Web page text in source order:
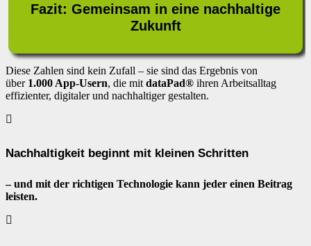
Fazit: Gemeinsam in eine nachhaltige
Zukunft
Diese Zahlen sind kein Zufall – sie sind das Ergebnis von
über 1.000 App-Usern, die mit dataPad® ihren Arbeitsalltag
effizienter, digitaler und nachhaltiger gestalten.
Nachhaltigkeit beginnt mit kleinen Schritten
– und mit der richtigen Technologie kann jeder einen Beitrag
leisten.